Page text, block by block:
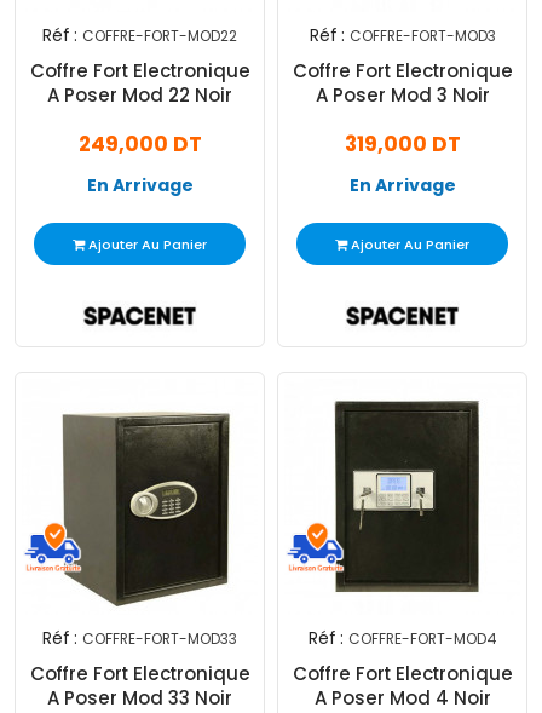
Réf : COFFRE-FORT-MOD22
Coffre Fort Electronique
A Poser Mod 22 Noir
249,000 DT
En Arrivage
Ajouter Au Panier
Réf : COFFRE-FORT-MOD3
Coffre Fort Electronique
A Poser Mod 3 Noir
319,000 DT
En Arrivage
Ajouter Au Panier
Réf : COFFRE-FORT-MOD33
Coffre Fort Electronique
A Poser Mod 33 Noir
Réf : COFFRE-FORT-MOD4
Coffre Fort Electronique
A Poser Mod 4 Noir